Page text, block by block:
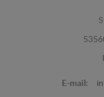
E-mail: